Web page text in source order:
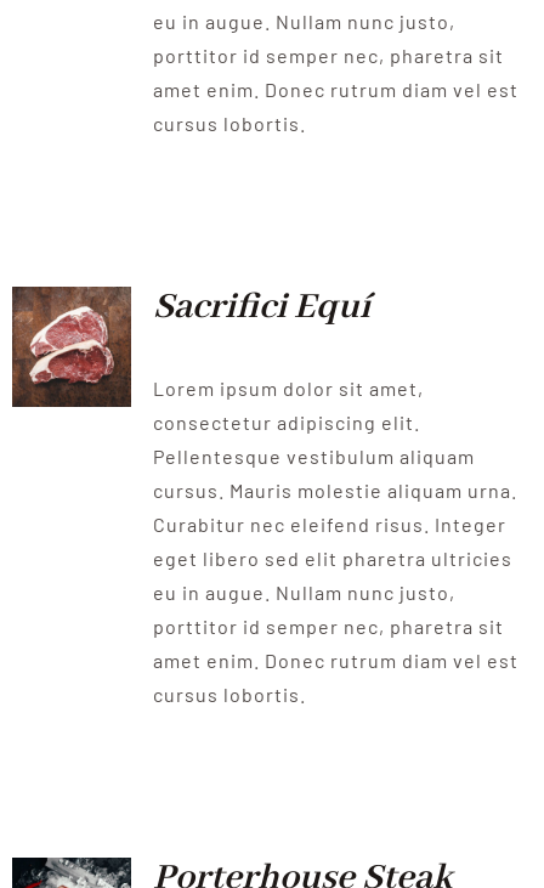
eu in augue. Nullam nunc justo,
porttitor id semper nec, pharetra sit
amet enim. Donec rutrum diam vel est
cursus lobortis.
Sacrifici Equí
Lorem ipsum dolor sit amet,
consectetur adipiscing elit.
Pellentesque vestibulum aliquam
cursus. Mauris molestie aliquam urna.
Curabitur nec eleifend risus. Integer
eget libero sed elit pharetra ultricies
eu in augue. Nullam nunc justo,
porttitor id semper nec, pharetra sit
amet enim. Donec rutrum diam vel est
cursus lobortis.
Porterhouse Steak